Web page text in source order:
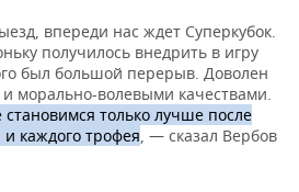
впереди нас ждет Суперкубок.
получилось внедрить в игру
был большой перерыв. Доволен
морально-волевыми качествами.
только лучше после
каждого трофея, — сказал Вербов